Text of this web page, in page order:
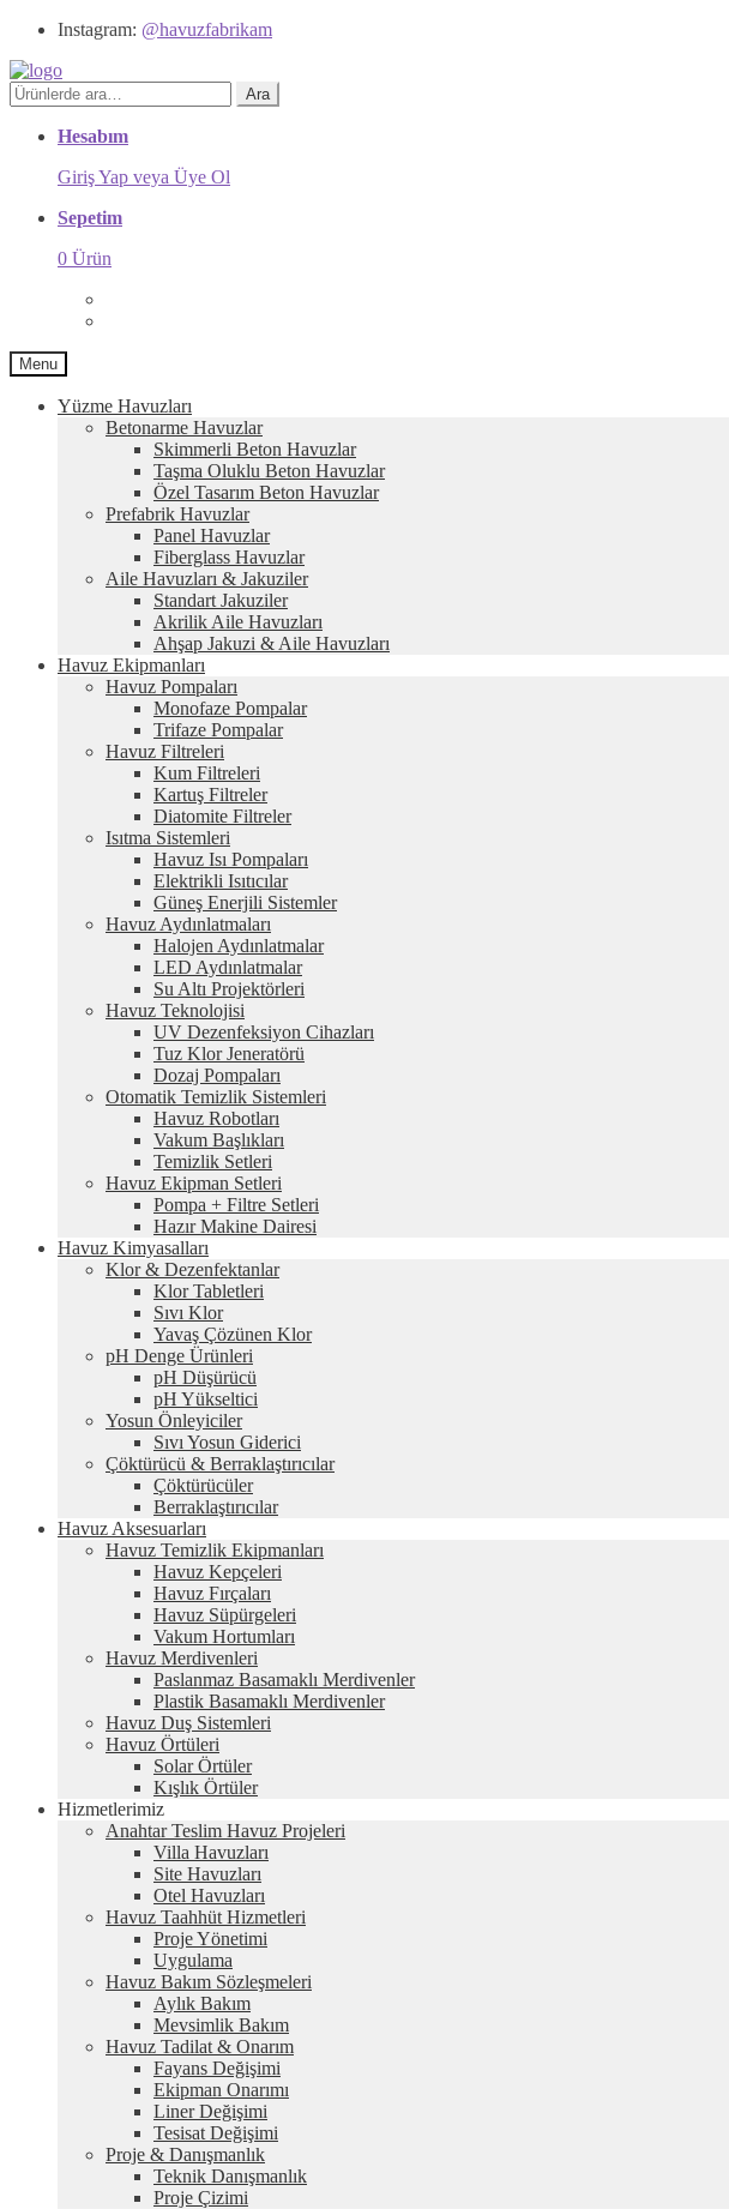
Instagram: @havuzfabrikam
Ara: Ara
Hesabım
Giriş Yap veya Üye Ol
Sepetim
0 Ürün
Menu
Yüzme Havuzları
Betonarme Havuzlar
Skimmerli Beton Havuzlar
Taşma Oluklu Beton Havuzlar
Özel Tasarım Beton Havuzlar
Prefabrik Havuzlar
Panel Havuzlar
Fiberglass Havuzlar
Aile Havuzları & Jakuziler
Standart Jakuziler
Akrilik Aile Havuzları
Ahşap Jakuzi & Aile Havuzları
Havuz Ekipmanları
Havuz Pompaları
Monofaze Pompalar
Trifaze Pompalar
Havuz Filtreleri
Kum Filtreleri
Kartuş Filtreler
Diatomite Filtreler
Isıtma Sistemleri
Havuz Isı Pompaları
Elektrikli Isıtıcılar
Güneş Enerjili Sistemler
Havuz Aydınlatmaları
Halojen Aydınlatmalar
LED Aydınlatmalar
Su Altı Projektörleri
Havuz Teknolojisi
UV Dezenfeksiyon Cihazları
Tuz Klor Jeneratörü
Dozaj Pompaları
Otomatik Temizlik Sistemleri
Havuz Robotları
Vakum Başlıkları
Temizlik Setleri
Havuz Ekipman Setleri
Pompa + Filtre Setleri
Hazır Makine Dairesi
Havuz Kimyasalları
Klor & Dezenfektanlar
Klor Tabletleri
Sıvı Klor
Yavaş Çözünen Klor
pH Denge Ürünleri
pH Düşürücü
pH Yükseltici
Yosun Önleyiciler
Sıvı Yosun Giderici
Çöktürücü & Berraklaştırıcılar
Çöktürücüler
Berraklaştırıcılar
Havuz Aksesuarları
Havuz Temizlik Ekipmanları
Havuz Kepçeleri
Havuz Fırçaları
Havuz Süpürgeleri
Vakum Hortumları
Havuz Merdivenleri
Paslanmaz Basamaklı Merdivenler
Plastik Basamaklı Merdivenler
Havuz Duş Sistemleri
Havuz Örtüleri
Solar Örtüler
Kışlık Örtüler
Hizmetlerimiz
Anahtar Teslim Havuz Projeleri
Villa Havuzları
Site Havuzları
Otel Havuzları
Havuz Taahhüt Hizmetleri
Proje Yönetimi
Uygulama
Havuz Bakım Sözleşmeleri
Aylık Bakım
Mevsimlik Bakım
Havuz Tadilat & Onarım
Fayans Değişimi
Ekipman Onarımı
Liner Değişimi
Tesisat Değişimi
Proje & Danışmanlık
Teknik Danışmanlık
Proje Çizimi